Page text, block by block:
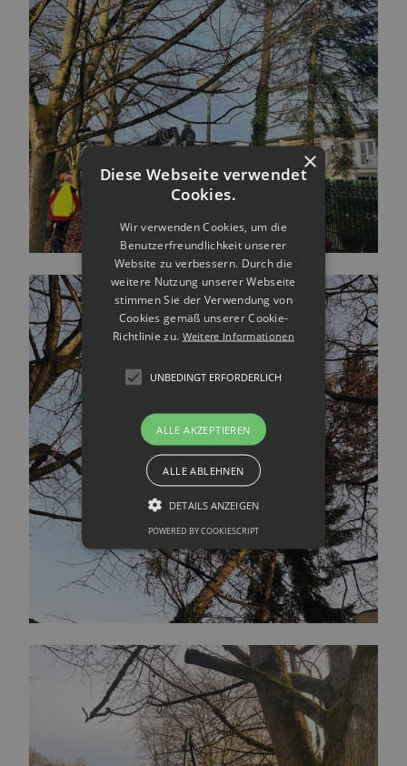
×
Diese Webseite verwendet
Cookies.
Wir verwenden Cookies, um die
Benutzerfreundlichkeit unserer
Website zu verbessern. Durch die
weitere Nutzung unserer Webseite
stimmen Sie der Verwendung von
Cookies gemäß unserer Cookie-
Richtlinie zu. Weitere Informationen
UNBEDINGT ERFORDERLICH
ALLE AKZEPTIEREN
ALLE ABLEHNEN
DETAILS ANZEIGEN
POWERED BY COOKIESCRIPT